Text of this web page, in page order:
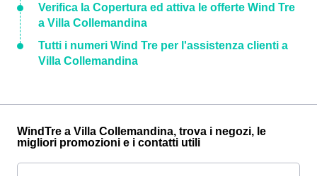
Verifica la Copertura ed attiva le offerte Wind Tre
a Villa Collemandina
Tutti i numeri Wind Tre per l'assistenza clienti a
Villa Collemandina
WindTre a Villa Collemandina, trova i negozi, le
migliori promozioni e i contatti utili